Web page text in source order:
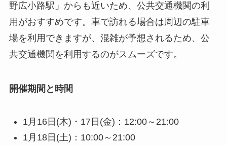
野広小路駅」からも近いため、公共交通機関の利
用がおすすめです。車で訪れる場合は周辺の駐車
場を利用できますが、混雑が予想されるため、公
共交通機関を利用するのがスムーズです。
開催期間と時間
1月16日(木)・17日(金)：12:00～21:00
1月18日(土)：10:00～21:00